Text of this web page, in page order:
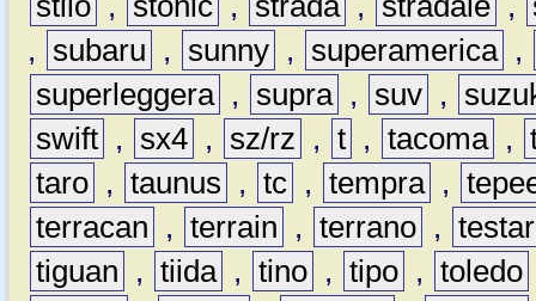
,
subaru , sunny , superamerica ,
superleggera , supra , suv ,
swift , sx4 , sz/rz , t , tacoma ,
taro , taunus , tc , tempra ,
terracan
, terrain , terrano ,
tiguan
, tiida , tino , tipo , toledo